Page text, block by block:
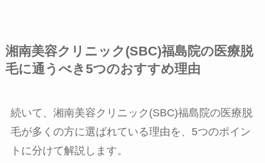
湘南美容クリニック(SBC)福島院の医療脱
毛に通うべき5つのおすすめ理由
続いて、湘南美容クリニック(SBC)福島院の医療脱
毛が多くの方に選ばれている理由を、5つのポイン
トに分けて解説します。